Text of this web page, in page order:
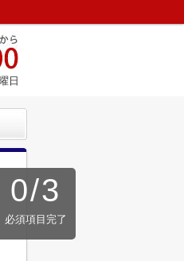
日
0/3
必須項目完了